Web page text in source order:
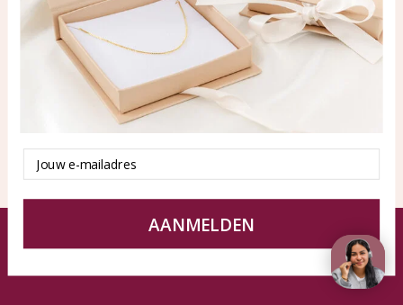
Products
All products
New products
KAYA Sieraden
About
test
Tips en Advies
Duurzaamheid
© KAYA jewels webshop - a beautiful memory
Terms and Conditions Disclaimer Privacy policy Sitemap
Email
AANMELDEN